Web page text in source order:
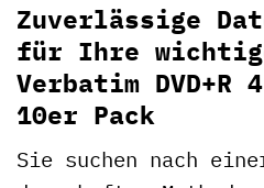
Zuverlässige
für Ihre
Verbatim DVD+R
10er Pack
Sie suchen nach